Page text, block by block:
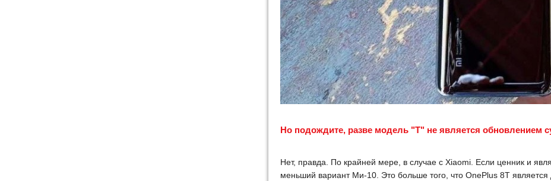
Но подождите, разве модель "Т" не является обновлением
Нет, правда. По крайней мере, в случае с Xiaomi. Если ценник и
меньший вариант Ми-10. Это больше того, что OnePlus 8T является